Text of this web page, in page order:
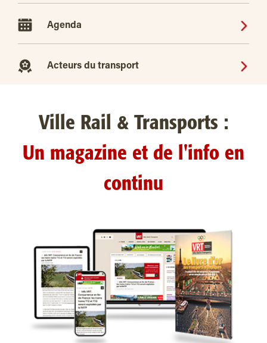
Agenda
Acteurs du transport
Ville Rail & Transports :
Un magazine et de l'info en
continu